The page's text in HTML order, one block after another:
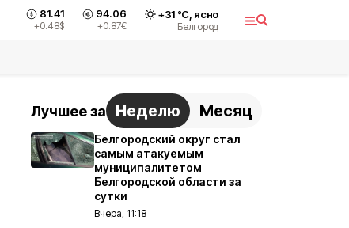
81.41
+0.48$
94.06
+0.87€
+31°С, ясно
Белгород
Лучшее за Неделю Месяц
Белгородский округ стал
самым атакуемым
муниципалитетом
Белгородской области за
сутки
Вчера, 11:18